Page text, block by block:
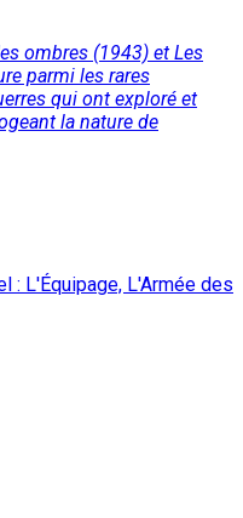
ombres (1943) et Les
parmi les rares
qui ont exploré et
la nature de
: L'Équipage, L'Armée des